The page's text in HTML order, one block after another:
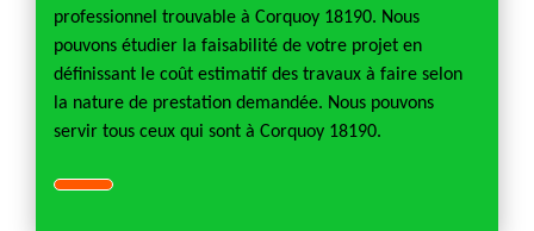
professionnel trouvable à Corquoy 18190. Nous
pouvons étudier la faisabilité de votre projet en
définissant le coût estimatif des travaux à faire selon
la nature de prestation demandée. Nous pouvons
servir tous ceux qui sont à Corquoy 18190.